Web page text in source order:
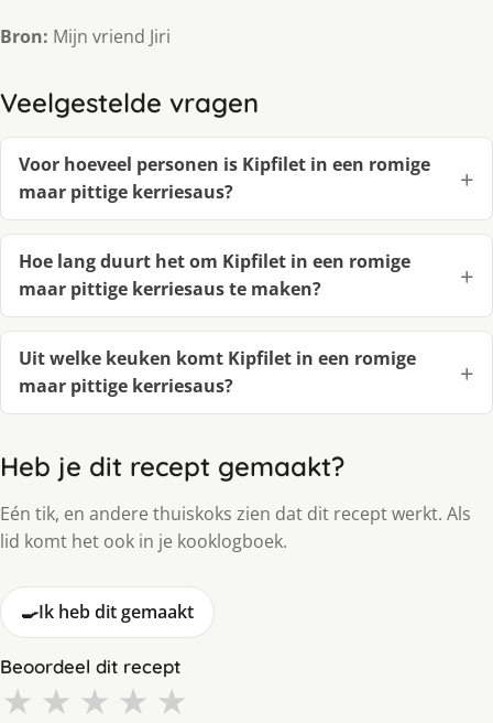
Bron: Mijn vriend Jiri
Veelgestelde vragen
Voor hoeveel personen is Kipfilet in een romige
maar pittige kerriesaus?
Hoe lang duurt het om Kipfilet in een romige
maar pittige kerriesaus te maken?
Uit welke keuken komt Kipfilet in een romige
maar pittige kerriesaus?
Heb je dit recept gemaakt?
Eén tik, en andere thuiskoks zien dat dit recept werkt. Als
lid komt het ook in je kooklogboek.
🍳Ik heb dit gemaakt
Beoordeel dit recept
★ ★ ★ ★ ★